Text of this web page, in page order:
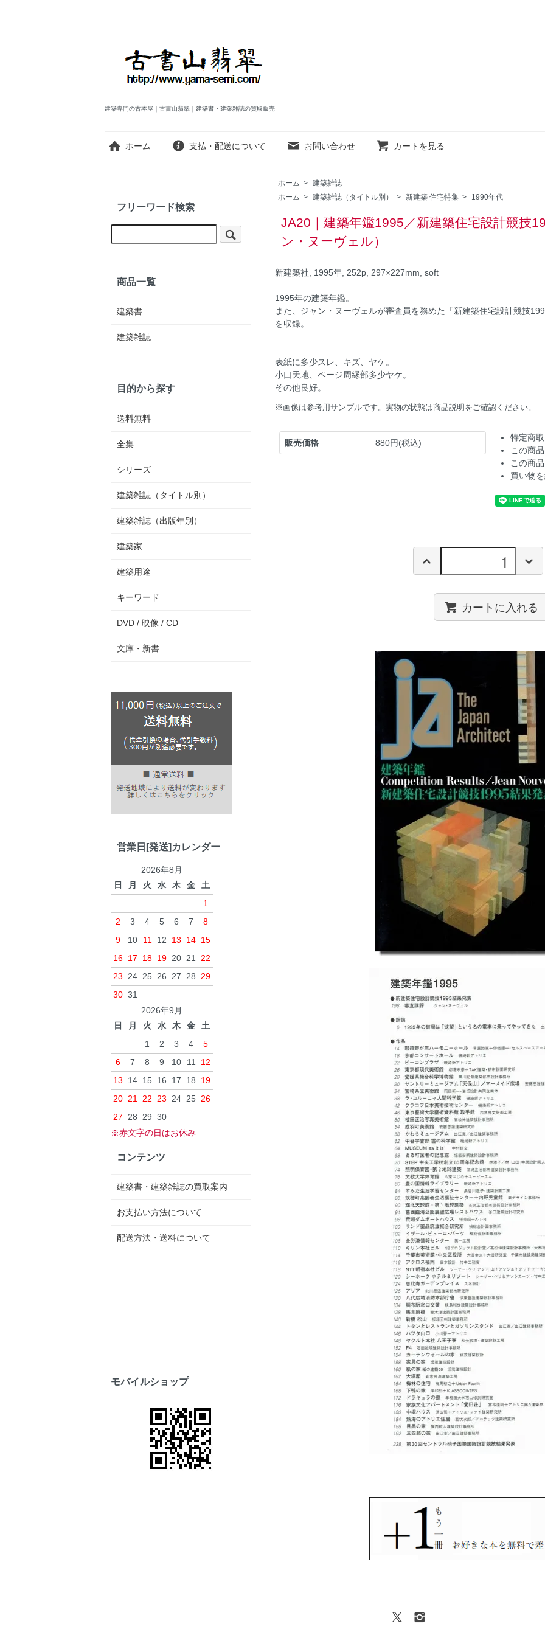
建築専門の古本屋｜古書山翡翠｜建築書・建築雑誌の買取販売
ホーム 支払・配送について お問い合わせ カートを見る
ホーム > 建築雑誌
ホーム > 建築雑誌（タイトル別） > 新建築 住宅特集 > 1990年代
JA20｜建築年鑑1995／新建築住宅設計競技
ン・ヌーヴェル）
新建築社, 1995年, 252p, 297×227mm, soft
1995年の建築年鑑。
また、ジャン・ヌーヴェルが審査員を務めた「新建築住宅設計競技
を収録。
表紙に多少スレ、キズ、ヤケ。
小口天地、ページ周縁部多少ヤケ。
その他良好。
※画像は参考用サンプルです。実物の状態は商品説明をご確認ください。
販売価格 880円(税込)
特定商
この商
この商
買い物
カートに入れる
フリーワード検索
商品一覧
建築書
建築雑誌
目的から探す
送料無料
全集
シリーズ
建築雑誌（タイトル別）
建築雑誌（出版年別）
建築家
建築用途
キーワード
DVD / 映像 / CD
文庫・新書
営業日[発送]カレンダー
2026年8月
日
月 火 水 木 金
土
1
2
3 4 5 6 7
8
9
10 11 12 13 14 15
16 17 18 19 20 21 22
23 24 25 26 27 28 29
30 31
2026年9月
日
月 火 水 木 金
土
1
2 3 4
5
6
7 8 9 10 11
12
13
14 15 16 17 18
19
20 21 22 23 24 25 26
27 28 29 30
※赤文字の日はお休み
コンテンツ
建築書・建築雑誌の買取案内
お支払い方法について
配送方法・送料について
モバイルショップ